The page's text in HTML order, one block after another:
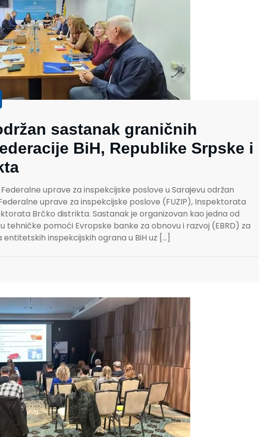
sastanak graničnih
BiH, Republike Srpske i
uprave za inspekcijske poslove u Sarajevu održan
uprave za inspekcijske poslove (FUZIP), Inspektorata
Brčko distrikta. Sastanak je organizovan kao jedna od
tehničke pomoći Evropske banke za obnovu i razvoj (EBRD) za
inspekcijskih ograna u BiH uz […]